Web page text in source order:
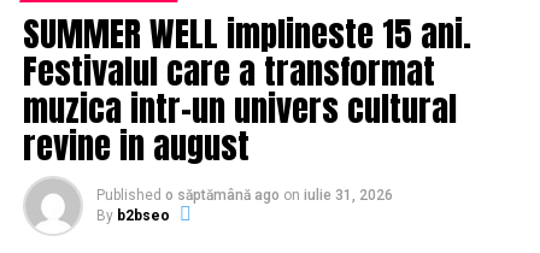
âTrebuie sÄ luÄm atitudine Èi sÄ protestam faÈÄ de
defriÈÄrile abuzive, cerem protecÈia pÄdurarilor. Am
ieÈit Ã®n stradÄ fiindcÄ cel puÈin pÃ¢nÄ la ora actualÄ
nu am vÄzut un rezultat concret al autoritÄÈilor Èi
trebuie sÄ luÄm atitudine, noi, societatea civilÄ”, a spus
acesta.
ParticipanÈii la eveniment au pornit Ã®ntr-un marÈ pe
traseul Bulevardul Eroilor -PiaÈa Avram Iancu -
SUMMER WELL implineste 15 ani.
Festivalul care a transformat
muzica intr-un univers cultural
revine in august
Published o săptămână ago on iulie 31, 2026
By b2bseo